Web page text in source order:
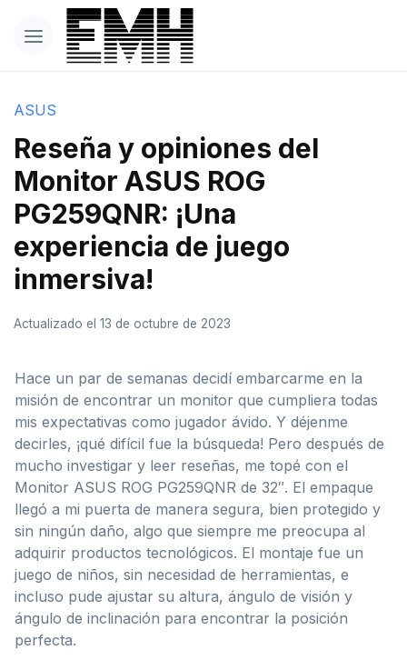
ASUS
Reseña y opiniones del
Monitor ASUS ROG
PG259QNR: ¡Una
experiencia de juego
inmersiva!
Actualizado el 13 de octubre de 2023
Hace un par de semanas decidí embarcarme en la
misión de encontrar un monitor que cumpliera todas
mis expectativas como jugador ávido. Y déjenme
decirles, ¡qué difícil fue la búsqueda! Pero después de
mucho investigar y leer reseñas, me topé con el
Monitor ASUS ROG PG259QNR de 32″. El empaque
llegó a mi puerta de manera segura, bien protegido y
sin ningún daño, algo que siempre me preocupa al
adquirir productos tecnológicos. El montaje fue un
juego de niños, sin necesidad de herramientas, e
incluso pude ajustar su altura, ángulo de visión y
ángulo de inclinación para encontrar la posición
perfecta.